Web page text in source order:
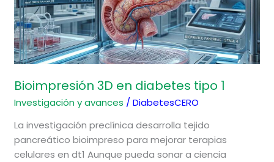
Bioimpresión 3D en diabetes tipo 1
Investigación y avances /DiabetesCERO
La investigación preclínica desarrolla tejido
pancreático bioimpreso para mejorar terapias
celulares en dt1 Aunque pueda sonar a ciencia